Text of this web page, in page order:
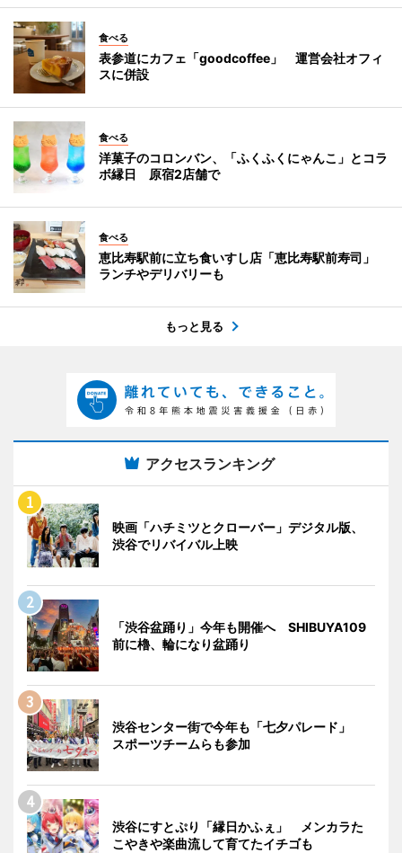
食べる
表参道にカフェ「goodcoffee」 運営会社オフィ
スに併設
食べる
洋菓子のコロンバン、「ふくふくにゃんこ」とコラ
ボ縁日 原宿2店舗で
食べる
恵比寿駅前に立ち食いすし店「恵比寿駅前寿司」
ランチやデリバリーも
もっと見る
アクセスランキング
映画「ハチミツとクローバー」デジタル版、
渋谷でリバイバル上映
「渋谷盆踊り」今年も開催へ SHIBUYA109
前に櫓、輪になり盆踊り
渋谷センター街で今年も「七夕パレード」
スポーツチームらも参加
渋谷にすとぷり「縁日かふぇ」 メンカラた
こやきや楽曲流して育てたイチゴも